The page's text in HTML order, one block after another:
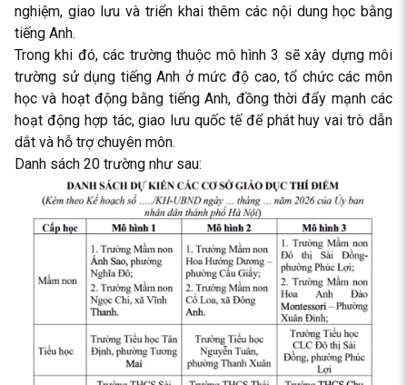
nghiệm, giao lưu và triển khai thêm các nội dung học bằng
tiếng Anh.
Trong khi đó, các trường thuộc mô hình 3 sẽ xây dựng môi
trường sử dụng tiếng Anh ở mức độ cao, tổ chức các môn
học và hoạt động bằng tiếng Anh, đồng thời đẩy mạnh các
hoạt động hợp tác, giao lưu quốc tế để phát huy vai trò dẫn
dắt và hỗ trợ chuyên môn.
Danh sách 20 trường như sau: